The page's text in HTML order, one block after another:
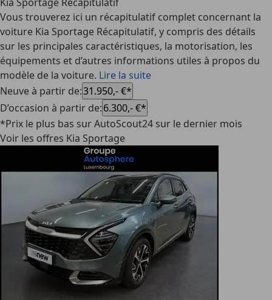
Vous trouverez ici un récapitulatif complet concernant la
voiture Kia Sportage Récapitulatif, y compris des détails
sur les principales caractéristiques, la motorisation, les
équipements et d’autres informations utiles à propos du
modèle de la voiture. Lire la suite
Neuve à partir de:31.950,- €*
D’occasion à partir de:6.300,- €*
*Prix le plus bas sur AutoScout24 sur le dernier mois
Voir les offres Kia Sportage